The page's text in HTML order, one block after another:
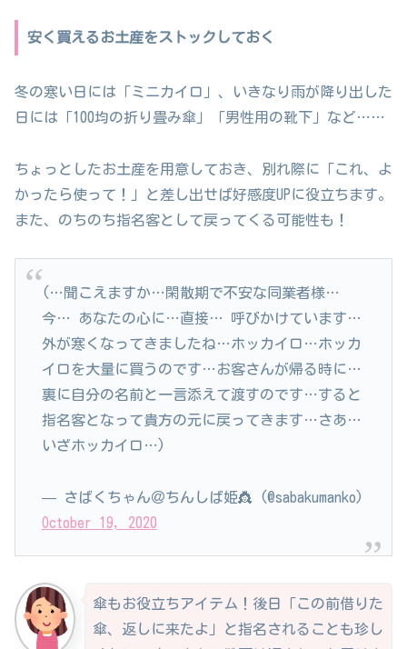
安く買えるお土産をストックしておく
冬の寒い日には「ミニカイロ」、いきなり雨が降り出した
日には「100均の折り畳み傘」「男性用の靴下」など……
ちょっとしたお土産を用意しておき、別れ際に「これ、よ
かったら使って！」と差し出せば好感度UPに役立ちます。
また、のちのち指名客として戻ってくる可能性も！
(…聞こえますか…閑散期で不安な同業者様…
今… あなたの心に…直接… 呼びかけています…
外が寒くなってきましたね…ホッカイロ…ホッカ
イロを大量に買うのです…お客さんが帰る時に…
裏に自分の名前と一言添えて渡すのです…すると
指名客となって貴方の元に戻ってきます…さあ…
いざホッカイロ…)
— さばくちゃん＠ちんしば姫👸 (@sabakumanko)
October 19, 2020
傘もお役立ちアイテム！後日「この前借りた
傘、返しに来たよ」と指名されることも珍し